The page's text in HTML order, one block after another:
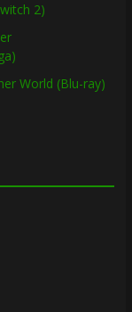
2)
World (Blu-ray)